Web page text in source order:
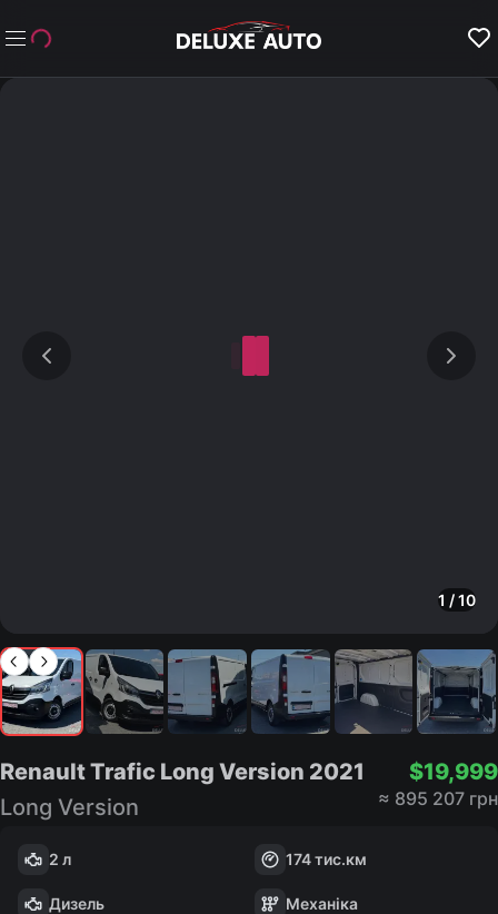
1 /10
Renault Trafic Long Version 2021
Long Version
$19,999
≈ 895 207 грн
2 л 174тис.км
Дизель Механіка